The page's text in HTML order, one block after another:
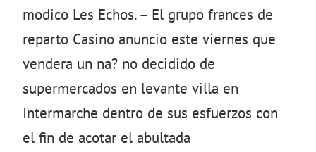
modico Les Echos. – El grupo frances de
reparto Casino anuncio este viernes que
vendera un na? no decidido de
supermercados en levante villa en
Intermarche dentro de sus esfuerzos con
el fin de acotar el abultada